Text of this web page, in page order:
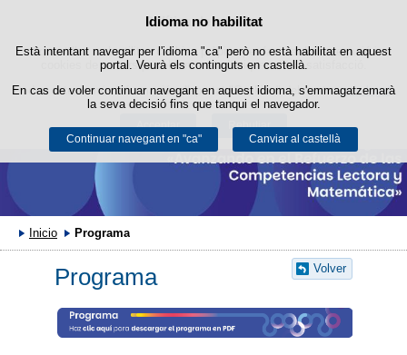
Política de cookies
Aquest lloc web utilitza cookies pròpies per facilitar la navegació i
cookies de tercers per obtenir estadístiques d'ús i satisfacció.
Podeu obtenir més informació a l'apartat "Cookies" del nostreavís legal.
Acceptar Rebutjar
Idioma no habilitat
Està intentant navegar per l'idioma "ca" però no està habilitat en aquest
portal. Veurà els continguts en castellà.
En cas de voler continuar navegant en aquest idioma, s'emmagatzemarà
la seva decisió fins que tanqui el navegador.
Continuar navegant en "ca" Canviar al castellà
Passar al contingut
Inicio Programa
Volver
Programa